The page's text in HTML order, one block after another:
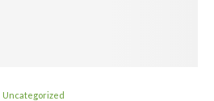
Uncategorized